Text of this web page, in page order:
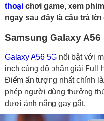
thoại chơi game, xem
ngay sau đây là câu trả
Samsung Galaxy A56
Galaxy A56 5G nổi bật với
inch cùng độ phân giải Full
Điểm ấn tượng nhất chính
phép người dùng thưởng
dưới ánh nắng gay gắt.